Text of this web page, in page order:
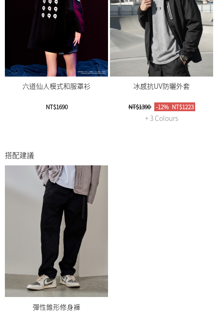
六道仙人模式和服罩衫
NT$1690
冰感抗UV防曬外套
NT$1390 -12% NT$1223
+ 3 Colours
搭配建議
彈性錐形修身褲